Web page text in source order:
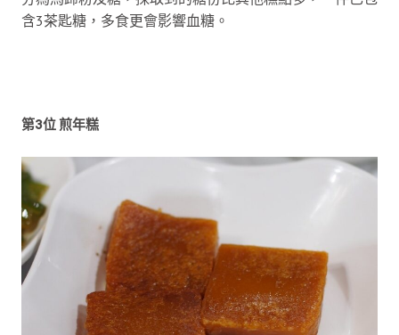
含3茶匙糖，多食更會影響血糖。
第3位 煎年糕